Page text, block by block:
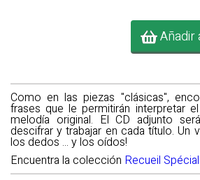
Añadir
Como en las piezas "clásicas",
frases que le permitirán interpretar
melodía original. El CD adjunto
descifrar y trabajar en cada título. Un
los dedos ... y los oídos!
Encuentra la colección Recueil